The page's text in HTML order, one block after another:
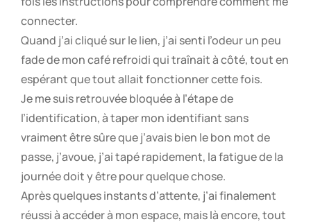
connecter.
Quand j’ai cliqué sur le lien, j’ai senti l’odeur un peu
fade de mon café refroidi qui traînait à côté, tout en
espérant que tout allait fonctionner cette fois.
Je me suis retrouvée bloquée à l’étape de
l’identification, à taper mon identifiant sans
vraiment être sûre que j’avais bien le bon mot de
passe, j’avoue, j’ai tapé rapidement, la fatigue de la
journée doit y être pour quelque chose.
Après quelques instants d’attente, j’ai finalement
réussi à accéder à mon espace, mais là encore, tout